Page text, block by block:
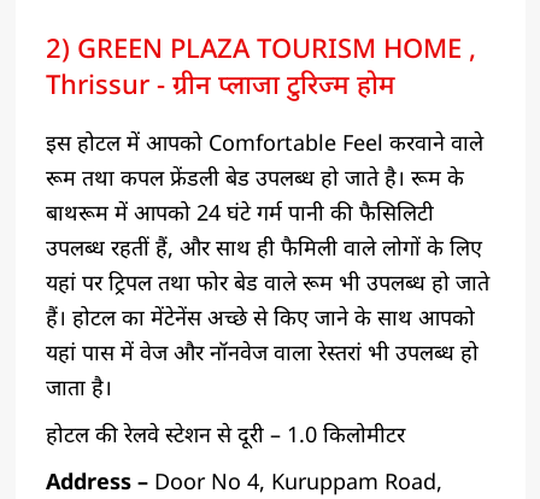
2) GREEN PLAZA TOURISM HOME ,
Thrissur - ग्रीन प्लाजा टुरिज्म होम
इस होटल में आपको Comfortable Feel करवाने वाले
रूम तथा कपल फ्रेंडली बेड उपलब्ध हो जाते है। रूम के
बाथरूम में आपको 24 घंटे गर्म पानी की फैसिलिटी
उपलब्ध रहतीं हैं, और साथ ही फैमिली वाले लोगों के लिए
यहां पर ट्रिपल तथा फोर बेड वाले रूम भी उपलब्ध हो जाते
हैं। होटल का मेंटेनेंस अच्छे से किए जाने के साथ आपको
यहां पास में वेज और नॉनवेज वाला रेस्तरां भी उपलब्ध हो
जाता है।
होटल की रेलवे स्टेशन से दूरी – 1.0 किलोमीटर
Address –Door No 4, Kuruppam Road,